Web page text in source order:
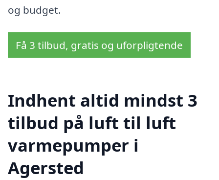
og budget.
Få 3 tilbud, gratis og uforpligtende
Indhent altid mindst 3
tilbud på luft til luft
varmepumper i
Agersted